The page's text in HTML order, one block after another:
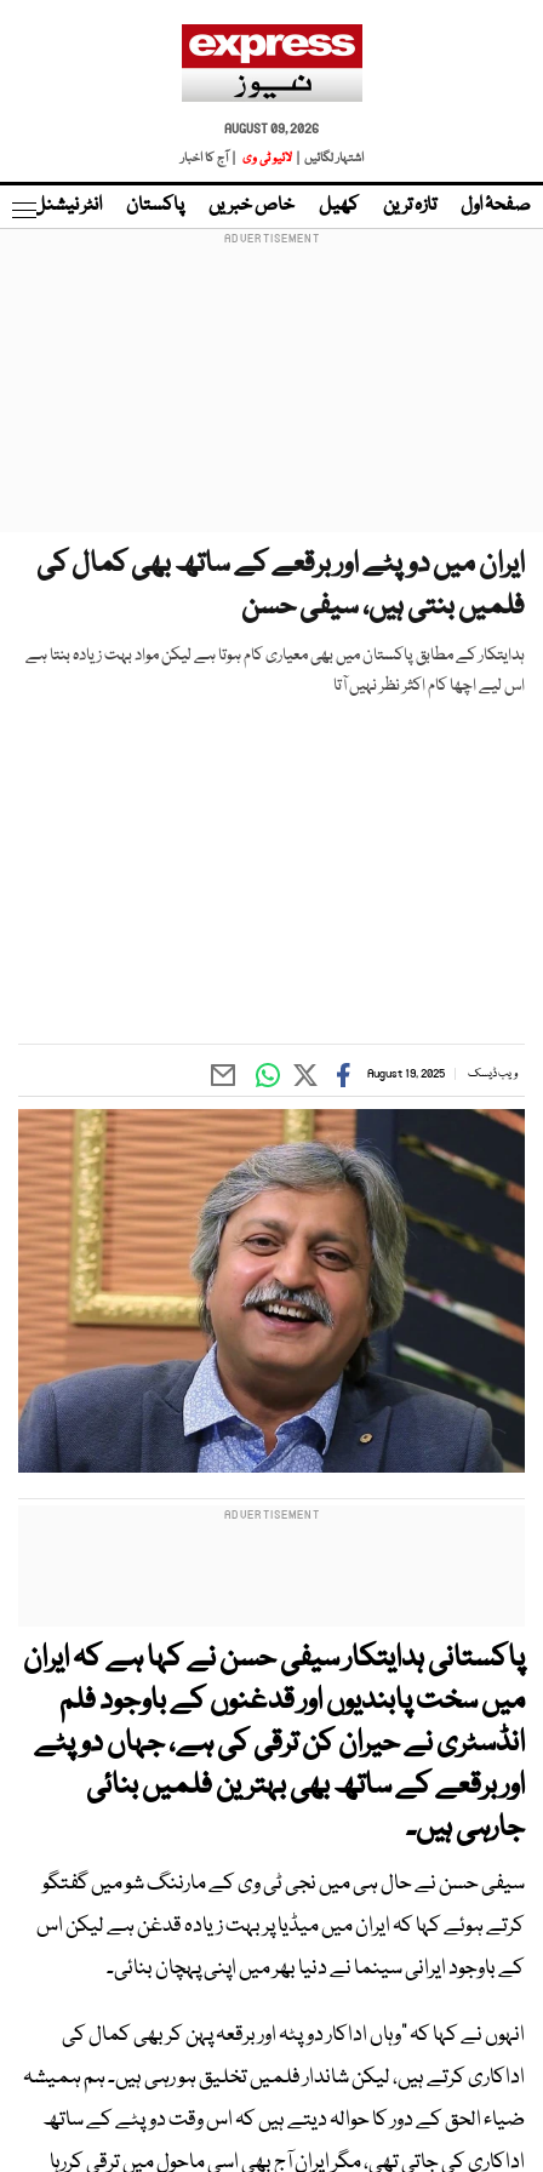
AUGUST 09, 2026
اشتہار لگائیں |
لائیو ٹی وی | آج کا اخبار
صفحۂ اول تازہ ترین کھیل خاص خبریں پاکستان انٹر نیشنل
ایران میں دوپٹے اور برقعے کے ساتھ بھی کمال کی
فلمیں بنتی ہیں، سیفی حسن
ہدایتکار کے مطابق پاکستان میں بھی معیاری کام ہوتا ہے لیکن مواد بہت زیادہ بنتا ہے
اس لیے اچھا کام اکثر نظر نہیں آتا
ویب ڈیسک August 19, 2025
پاکستانی ہدایتکار سیفی حسن نے کہا ہے کہ ایران
میں سخت پابندیوں اور قدغنوں کے باوجود فلم
انڈسٹری نے حیران کن ترقی کی ہے، جہاں دوپٹے
اور برقعے کے ساتھ بھی بہترین فلمیں بنائی
جارہی ہیں۔
سیفی حسن نے حال ہی میں نجی ٹی وی کے مارننگ شو میں گفتگو
کرتے ہوئے کہا کہ ایران میں میڈیا پر بہت زیادہ قدغن ہے لیکن اس
کے باوجود ایرانی سینما نے دنیا بھر میں اپنی پہچان بنائی۔
انہوں نے کہا کہ "وہاں اداکار دوپٹہ اور برقعہ پہن کر بھی کمال کی
اداکاری کرتے ہیں، لیکن شاندار فلمیں تخلیق ہو رہی ہیں۔ ہم ہمیشہ
ضیاء الحق کے دور کا حوالہ دیتے ہیں کہ اس وقت دوپٹے کے ساتھ
اداکاری کی جاتی تھی، مگر ایران آج بھی اسی ماحول میں ترقی کررہا